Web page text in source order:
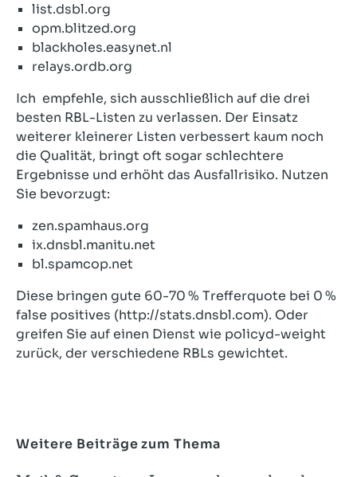
list.dsbl.org
opm.blitzed.org
blackholes.easynet.nl
relays.ordb.org
Ich empfehle, sich ausschließlich auf die drei
besten RBL-Listen zu verlassen. Der Einsatz
weiterer kleinerer Listen verbessert kaum noch
die Qualität, bringt oft sogar schlechtere
Ergebnisse und erhöht das Ausfallrisiko. Nutzen
Sie bevorzugt:
zen.spamhaus.org
ix.dnsbl.manitu.net
bl.spamcop.net
Diese bringen gute 60-70 % Trefferquote bei 0 %
false positives (http://stats.dnsbl.com). Oder
greifen Sie auf einen Dienst wie policyd-weight
zurück, der verschiedene RBLs gewichtet.
Weitere Beiträge zum Thema